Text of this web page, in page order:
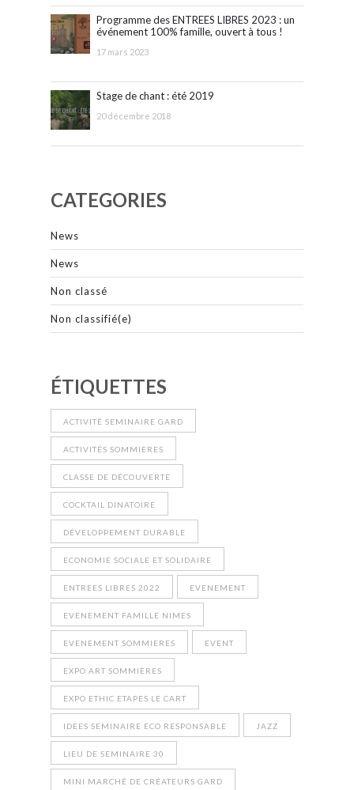
Programme des ENTREES LIBRES 2023 : un
événement 100% famille, ouvert à tous !
17 mars 2023
Stage de chant : été 2019
20 décembre 2018
CATEGORIES
News
News
Non classé
Non classifié(e)
ÉTIQUETTES
ACTIVITÉ SEMINAIRE GARD
ACTIVITÉS SOMMIERES
CLASSE DE DÉCOUVERTE
COCKTAIL DINATOIRE
DÉVELOPPEMENT DURABLE
ECONOMIE SOCIALE ET SOLIDAIRE
ENTREES LIBRES 2022 EVENEMENT
EVENEMENT FAMILLE NIMES
EVENEMENT SOMMIERES EVENT
EXPO ART SOMMIÈRES
EXPO ETHIC ETAPES LE CART
IDEES SEMINAIRE ECO RESPONSABLE JAZZ
LIEU DE SEMINAIRE 30
MINI MARCHÉ DE CRÉATEURS GARD